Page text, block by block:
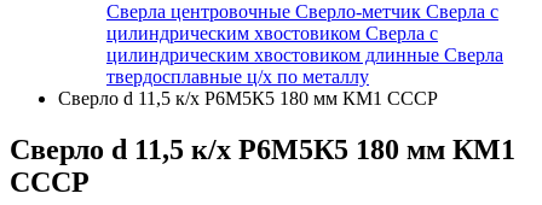
Сверла центровочные Сверло-метчик Сверла с
цилиндрическим хвостовиком Сверла с
цилиндрическим хвостовиком длинные Сверла
твердосплавные ц/х по металлу
Сверло d 11,5 к/х Р6М5К5 180 мм КМ1 СССР
Сверло d 11,5 к/х Р6М5К5 180 мм КМ1
СССР